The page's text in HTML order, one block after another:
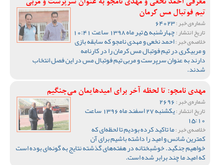
معرفی احمد نخعی و مهدی نامجو به عنوان سرپرست و مربی
تیم فوتبال مس کرمان
شماره‌ی خبر :
تاریخ انتشار :چهارشنبه 5 تیر ماه 1398 ساعت 10:41
خلاصه‌ی خبر :احمد نخعی و مهدی نامجو که سابقه بازی
و مربیگری در تیم فوتبال مس کرمان را در کارنامه
دارند به عنوان سرپرست و مربی تیم فوتبال مس در این فصل انتخاب
شدند.
مهدی نامجو: تا لحظه آخر برای امیدهایمان می‌جنگیم
شماره‌ی خبر :
تاریخ انتشار : یکشنبه 27 اسفند ماه 1396 ساعت
15:10
خلاصه‌ی خبر :ما تاکید کرده بودیم تا لحظه‌ای که
کمترین شانس و امید را داشته باشیم برای آن
خواهیم جنگید. خوشبختانه در هفته‌های گذشته نتایج به گونه‌ای بوده است
که امید ما چند برابر شده است.